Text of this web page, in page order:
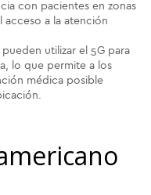
con pacientes en zonas
acceso a la atención
utilizar el 5G para
lo que permite a los
médica posible